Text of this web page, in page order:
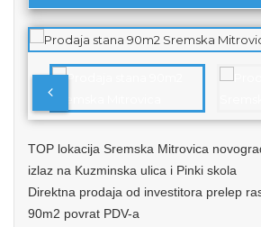
TOP lokacija Sremska Mitrovica
izlaz na Kuzminska ulica i Pinki skola
Direktna prodaja od investitora prelep
90m2 povrat PDV-a